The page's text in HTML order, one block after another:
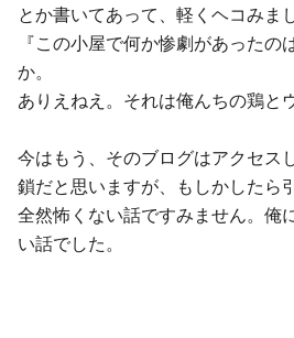
とか書いてあって、軽くヘコみま
『この小屋で何か惨劇があったの
か。
ありえねえ。それは俺んちの鶏と
今はもう、そのブログはアクセス
鎖だと思いますが、もしかしたら
全然怖くない話ですみません。俺
い話でした。